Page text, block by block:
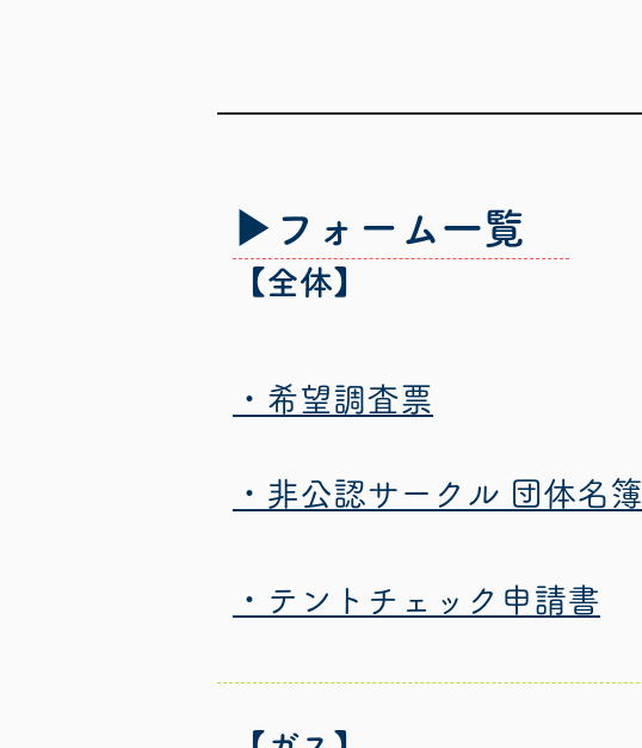
▶フォーム一覧
​・希望調査票
​・非公認サークル 団体名簿
​・テントチェック申請書
【全体】